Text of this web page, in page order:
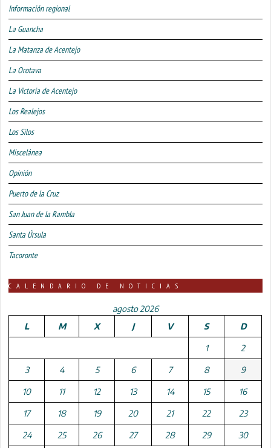
Información regional
La Guancha
La Matanza de Acentejo
La Orotava
La Victoria de Acentejo
Los Realejos
Los Silos
Miscelánea
Opinión
Puerto de la Cruz
San Juan de la Rambla
Santa Úrsula
Tacoronte
CALENDARIO DE NOTICIAS
agosto 2026
L
M X J V S D
1 2
3 4 5 6 7 8 9
10 11 12 13 14 15 16
17 18 19 20 21 22 23
24 25 26 27 28 29 30